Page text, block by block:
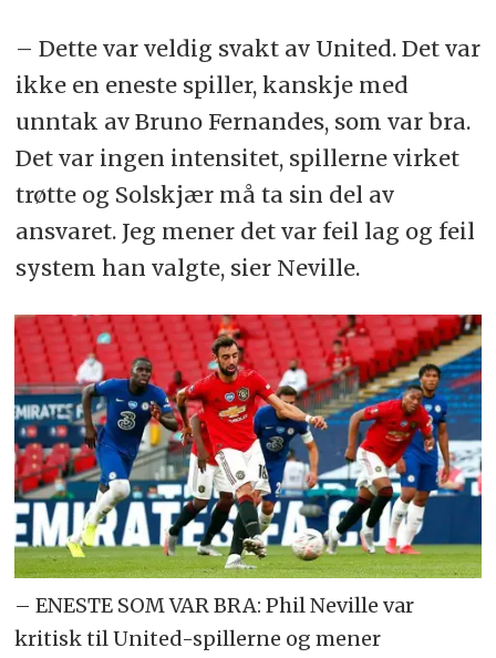
– Dette var veldig svakt av United. Det var
ikke en eneste spiller, kanskje med
unntak av Bruno Fernandes, som var bra.
Det var ingen intensitet, spillerne virket
trøtte og Solskjær må ta sin del av
ansvaret. Jeg mener det var feil lag og feil
system han valgte, sier Neville.
– ENESTE SOM VAR BRA: Phil Neville var
kritisk til United-spillerne og mener